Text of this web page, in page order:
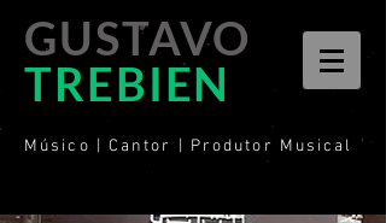
GUSTAVO
TREBIEN
Músico | Cantor | Produtor Musical